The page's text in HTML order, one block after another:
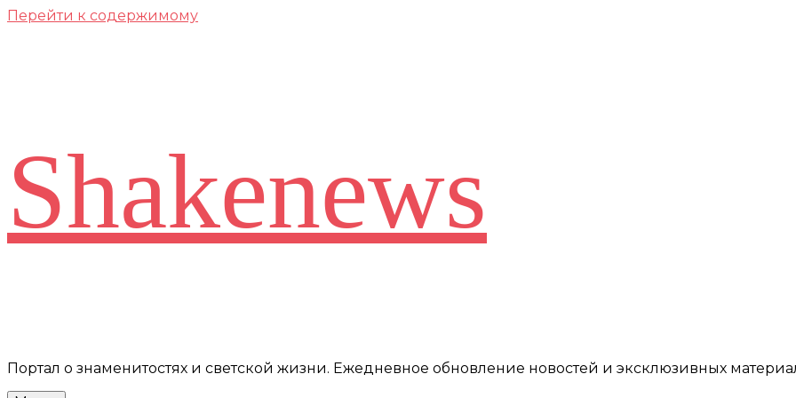
Перейти к содержимому
Shakenews
Портал о знаменитостях и светской жизни. Ежедневное обновление новостей и эксклюзивных